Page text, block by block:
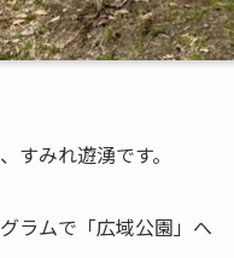
すみれ遊湧です。
ラムで「広域公園」へ